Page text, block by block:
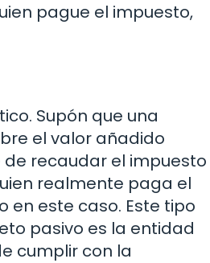
pague el impuesto,
Supón que una
el valor añadido
de recaudar el impuesto
realmente paga el
en este caso. Este tipo
pasivo es la entidad
cumplir con la